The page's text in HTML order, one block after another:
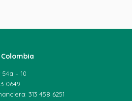
– 10
0649
313 458 6251